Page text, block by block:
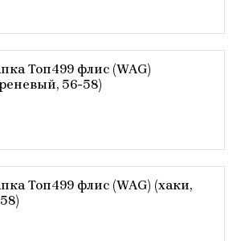
Топ499 флис (WAG)
56-58)
Топ499 флис (WAG) (хаки,